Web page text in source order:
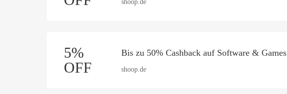
shoop.de
5%
OFF
Bis zu 50% Cashback auf Software & Games
shoop.de